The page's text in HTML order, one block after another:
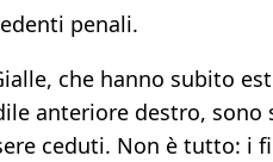
penali.
che hanno subito
anteriore destro,
ceduti. Non è tutto: i